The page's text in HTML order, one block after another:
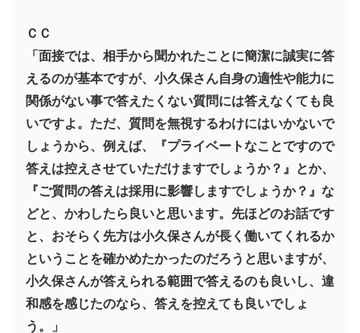
ＣＣ
「面接では、相手から聞かれたことに簡潔に誠実に答
えるのが基本ですが、小久保さん自身の適性や能力に
関係がない事で答えたくない質問には答えなくても良
いですよ。ただ、質問を無視するわけにはいかないで
しょうから、例えば、『プライベートなことですので
答えは控えさせていただけますでしょうか？』とか、
『ご質問の答えは採用に影響しますでしょうか？』な
どと、かわしたら良いと思います。先ほどのお話です
と、おそらく先方は小久保さんが長く働いてくれるか
ということを確かめたかったのだろうと思いますが、
小久保さんが答えられる範囲で答えるのも良いし、違
和感を感じたのなら、答えを控えても良いでしょ
う。」